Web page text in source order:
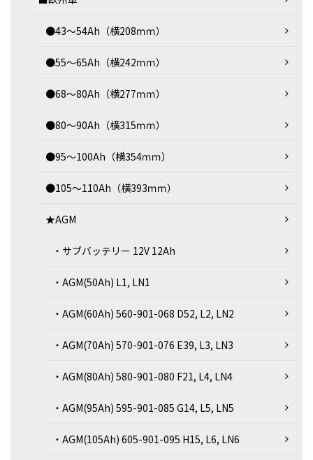
●43～54Ah（横208ｍｍ）
●55～65Ah（横242ｍｍ）
●68～80Ah（横277ｍｍ）
●80～90Ah（横315ｍｍ）
●95～100Ah（横354ｍｍ）
●105～110Ah（横393ｍｍ）
★AGM
・サブバッテリー 12V 12Ah
・AGM(50Ah) L1, LN1
・AGM(60Ah) 560-901-068 D52, L2, LN2
・AGM(70Ah) 570-901-076 E39, L3, LN3
・AGM(80Ah) 580-901-080 F21, L4, LN4
・AGM(95Ah) 595-901-085 G14, L5, LN5
・AGM(105Ah) 605-901-095 H15, L6, LN6